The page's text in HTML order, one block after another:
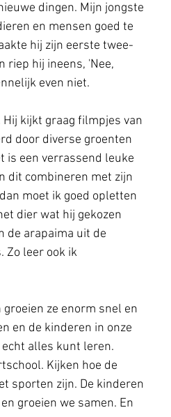
dingen. Mijn jongste
en mensen goed te
hij zijn eerste twee-
riep hij ineens, 'Nee,
even niet.
kijkt graag filmpjes van
door diverse groenten
is een verrassend leuke
dit combineren met zijn
moet ik goed opletten
dier wat hij gekozen
de arapaima uit de
Zo leer ook ik
ze enorm snel en
en de kinderen in onze
alles kunt leren.
Kijken hoe de
sporten zijn. De kinderen
groeien we samen. En